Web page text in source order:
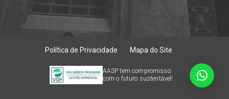
Política de Privacidade Mapa do Site
AASP tem compromisso
com o futuro sustentável!